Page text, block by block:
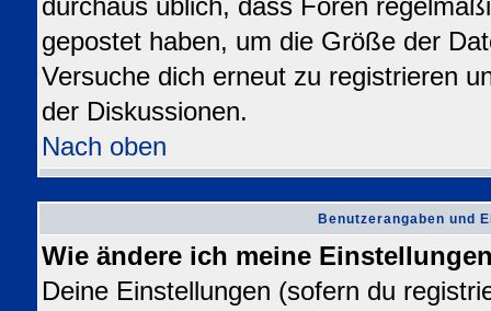
durchaus üblich, dass Foren
gepostet haben, um die Größe der
Versuche dich erneut zu registrieren
der Diskussionen.
Nach oben
Benutzerangaben und
Wie ändere ich meine
Deine Einstellungen (sofern du